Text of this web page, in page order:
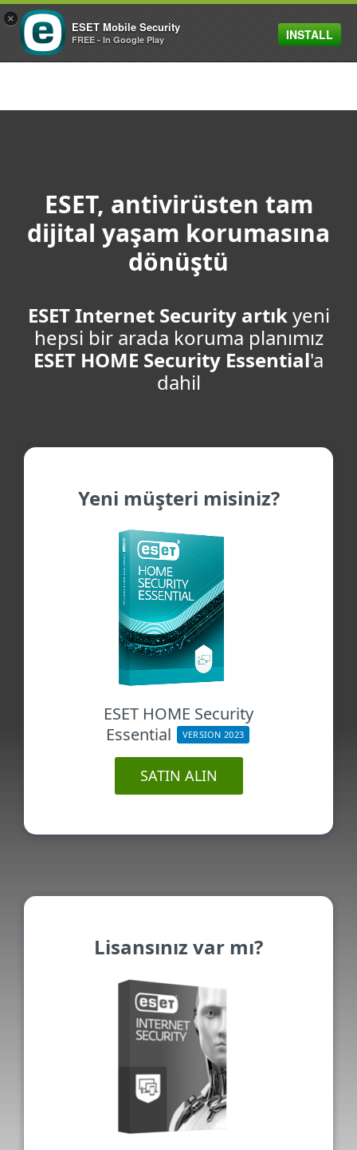
MENU
ESET, antivirüsten tam
dijital yaşam korumasına
dönüştü
ESET Internet Security artıkyeni
hepsi bir arada koruma planımız
ESET HOME Security Essential'a
dahil
Yeni müşteri misiniz?
ESET HOME Security
Essential
VERSION 2023
SATIN ALIN
Lisansınız var mı?
×
ESET Mobile Security
FREE - In Google Play INSTALL